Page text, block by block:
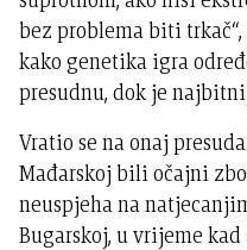
bez problema biti
kako genetika igra
presudnu, dok je
Vratio se na onaj
Mađarskoj bili očajni
neuspjeha na
Bugarskoj, u vrijeme